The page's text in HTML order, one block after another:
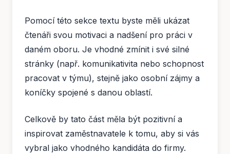
Pomocí této sekce textu byste měli ukázat
čtenáři svou motivaci a nadšení pro práci v
daném oboru. Je vhodné zmínit i své silné
stránky (např. komunikativita nebo schopnost
pracovat v týmu), stejně jako osobní zájmy a
koníčky spojené s danou oblastí.
Celkově by tato část měla být pozitivní a
inspirovat zaměstnavatele k tomu, aby si vás
vybral jako vhodného kandidáta do firmy.